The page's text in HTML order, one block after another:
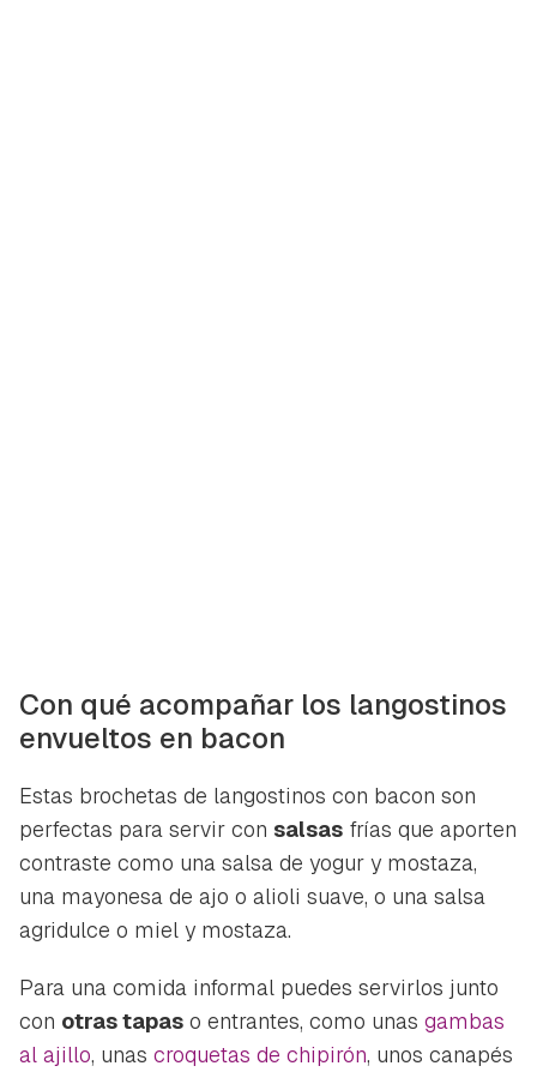
Con qué acompañar los langostinos
envueltos en bacon
Estas brochetas de langostinos con bacon son
perfectas para servir con salsas frías que aporten
contraste como una salsa de yogur y mostaza,
una mayonesa de ajo o alioli suave, o una salsa
agridulce o miel y mostaza.
Para una comida informal puedes servirlos junto
con otras tapas o entrantes, como unas gambas
al ajillo, unas croquetas de chipirón, unos canapés